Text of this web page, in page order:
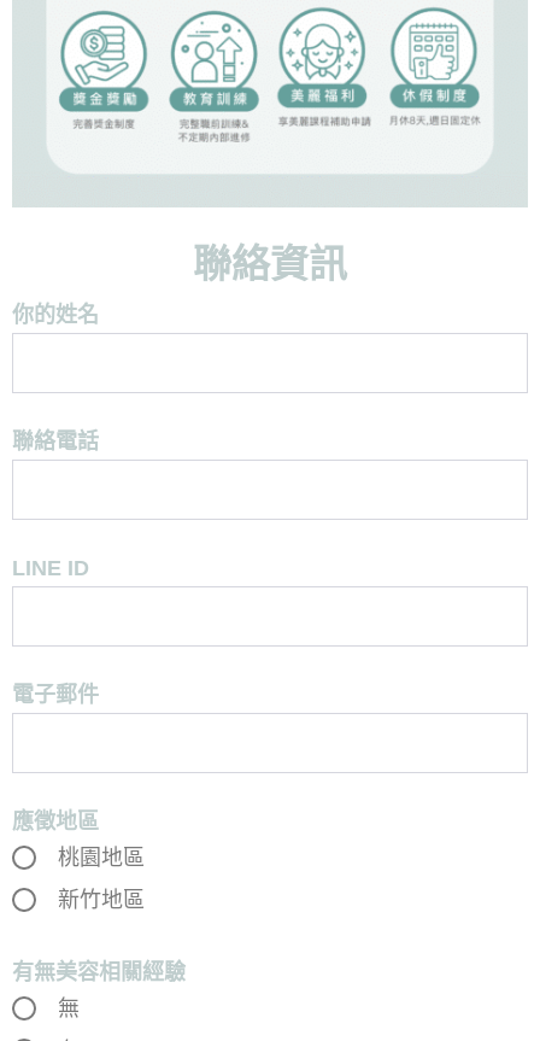
聯絡資訊
你的姓名
聯絡電話
LINE ID
電子郵件
應徵地區
桃園地區
新竹地區
有無美容相關經驗
無